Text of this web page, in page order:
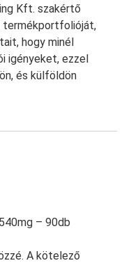
Kft. szakértő
hogy minél
igényeket, ezzel
és külföldön
– 90db
A kötelező